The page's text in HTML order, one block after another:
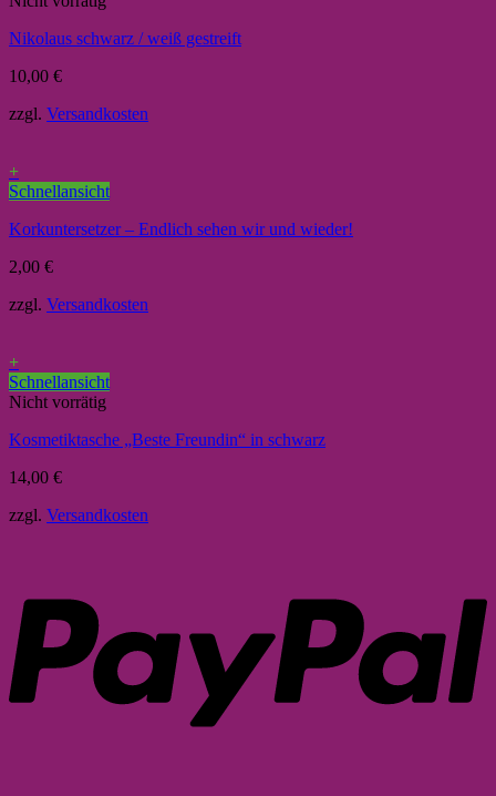
Nikolaus schwarz / weiß gestreift
10,00 €
zzgl. Versandkosten
+
Schnellansicht
Korkuntersetzer – Endlich sehen wir und wieder!
2,00 €
zzgl. Versandkosten
+
Schnellansicht
Nicht vorrätig
Kosmetiktasche „Beste Freundin“ in schwarz
14,00 €
zzgl. Versandkosten